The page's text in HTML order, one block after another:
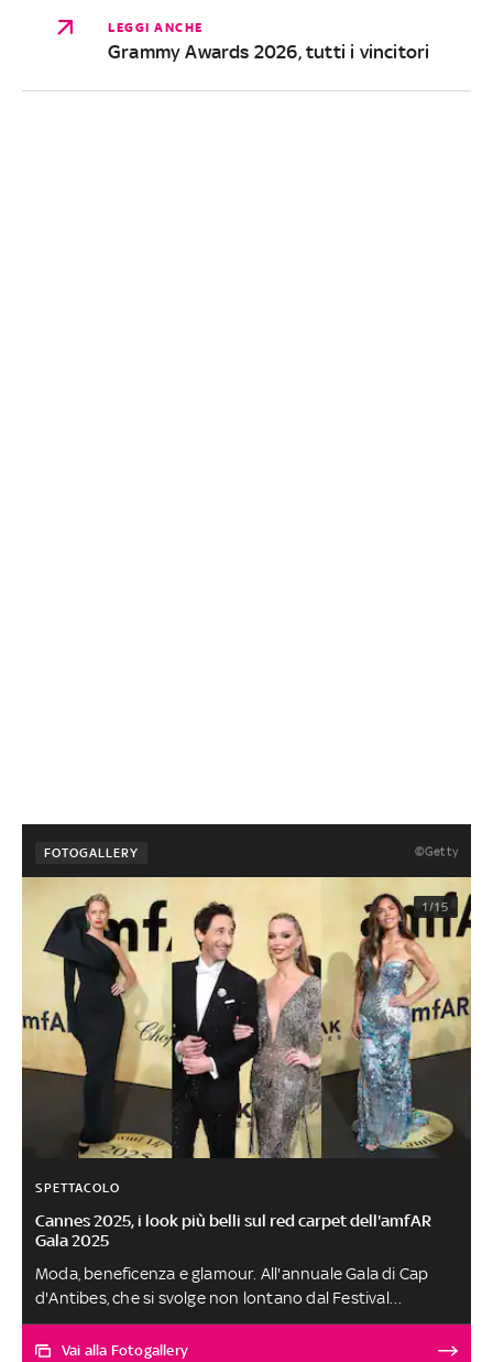
LEGGI ANCHE
Grammy Awards 2026, tutti i vincitori
FOTOGALLERY ©Getty
1/15
SPETTACOLO
Cannes 2025, i look più belli sul red carpet dell'amfAR
Gala 2025
Moda, beneficenza e glamour. All'annuale Gala di Cap
d'Antibes, che si svolge non lontano dal Festival
cinematografico di Cannes, gli ospiti hanno tirato fuori
abiti scintillanti e creazioni couture. La gara di stile
Vai alla Fotogallery